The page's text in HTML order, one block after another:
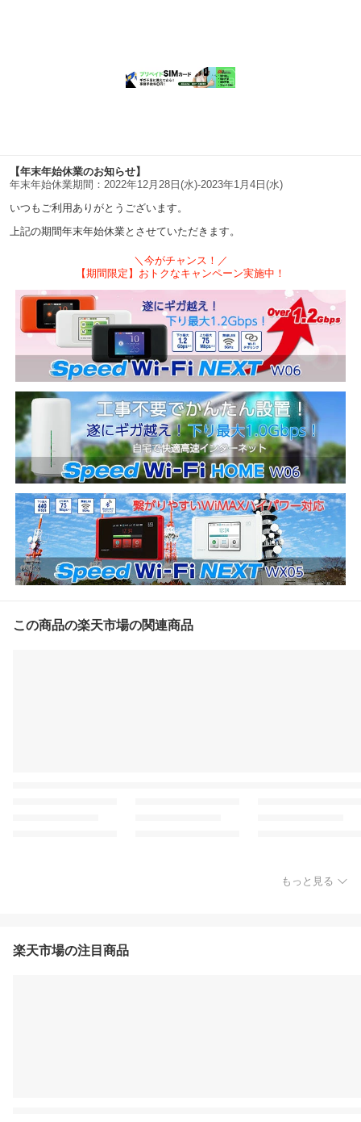
【年末年始休業のお知らせ】
年末年始休業期間：2022年12月28日(水)-2023年1月4日(水)
いつもご利用ありがとうございます。
上記の期間年末年始休業とさせていただきます。
＼今がチャンス！／
【期間限定】おトクなキャンペーン実施中！
この商品の楽天市場の関連商品
もっと見る
楽天市場の注目商品